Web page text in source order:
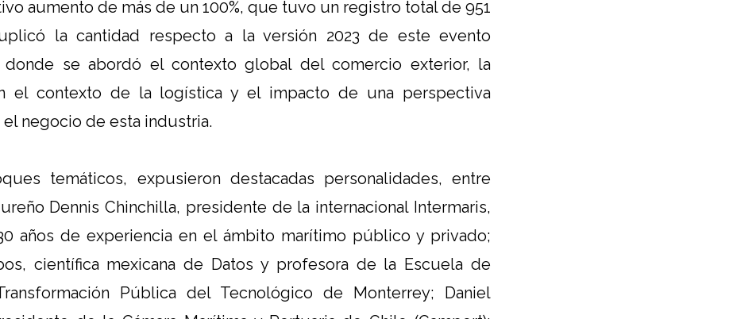
aumento de más de un 100%, que tuvo un registro total de 951
la cantidad respecto a la versión 2023 de este evento
donde se abordó el contexto global del comercio exterior, la
el contexto de la logística y el impacto de una perspectiva
negocio de esta industria.
temáticos, expusieron destacadas personalidades, entre
Dennis Chinchilla, presidente de la internacional Intermaris,
años de experiencia en el ámbito marítimo público y privado;
científica mexicana de Datos y profesora de la Escuela de
Pública del Tecnológico de Monterrey; Daniel